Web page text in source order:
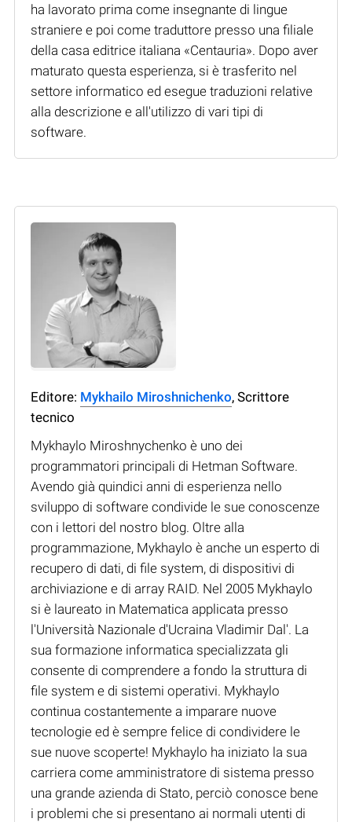
ha lavorato prima come insegnante di lingue
straniere e poi come traduttore presso una filiale
della casa editrice italiana «Centauria». Dopo aver
maturato questa esperienza, si è trasferito nel
settore informatico ed esegue traduzioni relative
alla descrizione e all'utilizzo di vari tipi di
software.
Editore: Mykhailo Miroshnichenko, Scrittore
tecnico
Mykhaylo Miroshnychenko è uno dei
programmatori principali di Hetman Software.
Avendo già quindici anni di esperienza nello
sviluppo di software condivide le sue conoscenze
con i lettori del nostro blog. Oltre alla
programmazione, Mykhaylo è anche un esperto di
recupero di dati, di file system, di dispositivi di
archiviazione e di array RAID. Nel 2005 Mykhaylo
si è laureato in Matematica applicata presso
l'Università Nazionale d'Ucraina Vladimir Dal'. La
sua formazione informatica specializzata gli
consente di comprendere a fondo la struttura di
file system e di sistemi operativi. Mykhaylo
continua costantemente a imparare nuove
tecnologie ed è sempre felice di condividere le
sue nuove scoperte! Mykhaylo ha iniziato la sua
carriera come amministratore di sistema presso
una grande azienda di Stato, perciò conosce bene
i problemi che si presentano ai normali utenti di